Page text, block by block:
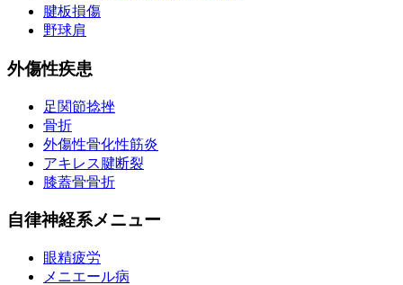
腱板損傷
野球肩
外傷性疾患
足関節捻挫
骨折
外傷性骨化性筋炎
アキレス腱断裂
膝蓋骨骨折
自律神経系メニュー
眼精疲労
メニエール病